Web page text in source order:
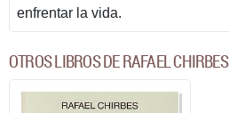
enfrentar la vida.
OTROS LIBROS DE RAFAEL CHIRBES